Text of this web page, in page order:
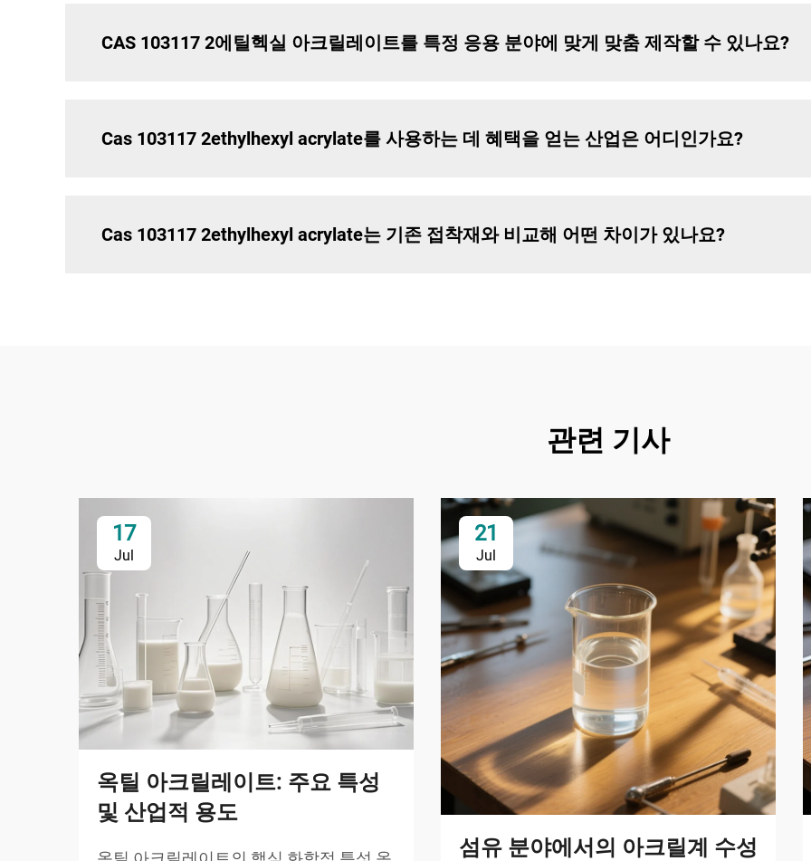
CAS 103117 2에틸헥실 아크릴레이트를 특정 응용 분야에 맞게 맞춤 제작할 수 있나요?
Cas 103117 2ethylhexyl acrylate를 사용하는 데 혜택을 얻는 산업은 어디인가요?
Cas 103117 2ethylhexyl acrylate는 기존 접착재와 비교해 어떤 차이가 있나요?
관련 기사
17
Jul
옥틸 아크릴레이트: 주요 특성
및 산업적 용도
21
Jul
섬유 분야에서의 아크릴계 수성